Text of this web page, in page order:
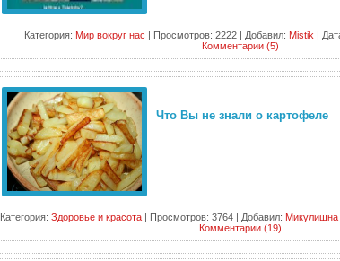
Категория: Мир вокруг нас | Просмотров: 2222 | Добавил: Mistik |
Комментарии (5)
Что Вы не знали о картофеле
Категория: Здоровье и красота | Просмотров: 3764 | Добавил: Микулишна
Комментарии (19)